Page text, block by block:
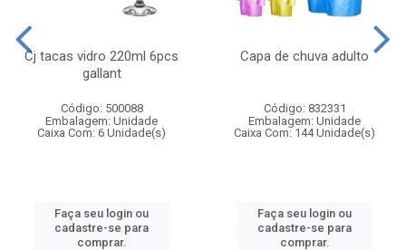
Cj tacas vidro 220ml 6pcs
gallant
Código: 500088
Embalagem: Unidade
Caixa Com: 6 Unidade(s)
Faça seu login ou
cadastre-se para
comprar.
Capa de chuva adulto
Código: 832331
Embalagem: Unidade
Caixa Com: 144 Unidade(s)
Faça seu login ou
cadastre-se para
comprar.